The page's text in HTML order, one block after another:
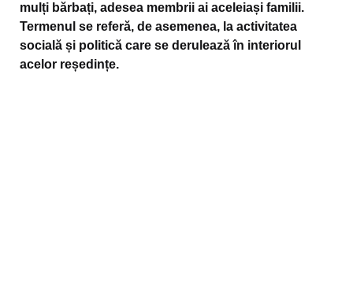
mulți bărbați, adesea membrii ai aceleiași familii.
Termenul se referă, de asemenea, la activitatea
socială și politică care se derulează în interiorul
acelor reședințe.